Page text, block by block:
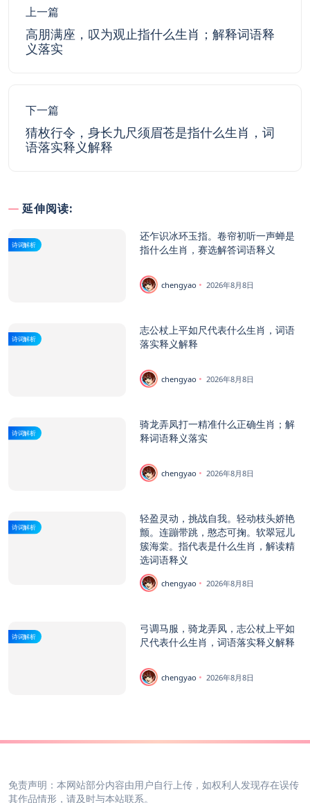
上一篇
高朋满座，叹为观止指什么生肖；解释词语释
义落实
下一篇
猜枚行令，身长九尺须眉苍是指什么生肖，词
语落实释义解释
延伸阅读:
诗词解析
还乍识冰环玉指。卷帘初听一声蝉是
指什么生肖，赛选解答词语释义
chengyao 2026年8月8日
诗词解析
志公杖上平如尺代表什么生肖，词语
落实释义解释
chengyao 2026年8月8日
诗词解析
骑龙弄凤打一精准什么正确生肖；解
释词语释义落实
chengyao 2026年8月8日
诗词解析
轻盈灵动，挑战自我。轻动枝头娇艳
颤。连蹦带跳，憨态可掬。软翠冠儿
簇海棠。指代表是什么生肖，解读精
选词语释义
chengyao 2026年8月8日
诗词解析
弓调马服，骑龙弄凤，志公杖上平如
尺代表什么生肖，词语落实释义解释
chengyao 2026年8月8日
免责声明：本网站部分内容由用户自行上传，如权利人发现存在误传
其作品情形，请及时与本站联系。